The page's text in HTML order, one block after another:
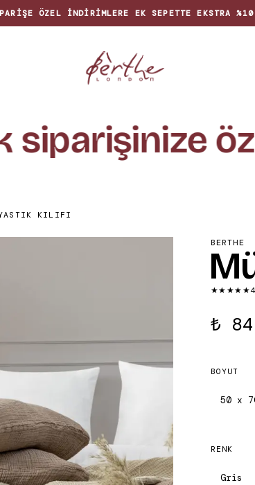
ÖZEL INDIRIMLERE EK SEPETTE EKSTRA
KILIFI
BERTHE
★★★★★
₺
BOYUT
50 x
RENK
Gris